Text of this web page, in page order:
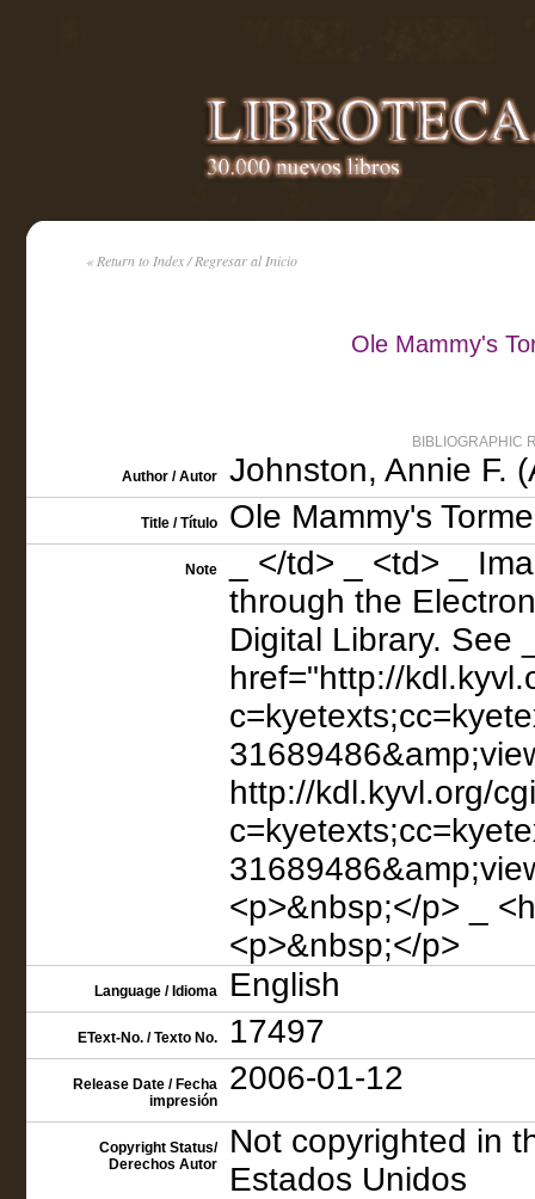
« Return to Index / Regresar al Inicio
Ole Mammy's
BIBLIOGRAPHIC
Author / Autor Johnston, Annie F.
Title / Título Ole Mammy's
Note
_ </td> _ <td> _
through the
Digital Library. See
href="http://
http://kdl.kyvl.org/
<p>&nbsp;</p> _
<p>&nbsp;</p>
Language / Idioma English
EText-No. / Texto No. 17497
Release Date / Fecha
impresión
2006-01-12
Copyright Status/
Derechos Autor
Not copyrighted in
Estados Unidos